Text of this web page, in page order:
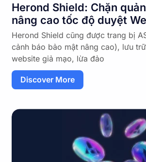
Herond Shield: Chặn
nâng cao tốc độ duyệt
Herond Shield cũng được trang bị
cảnh báo bảo mật nâng cao), lưu
website giả mạo, lừa đảo
Discover More